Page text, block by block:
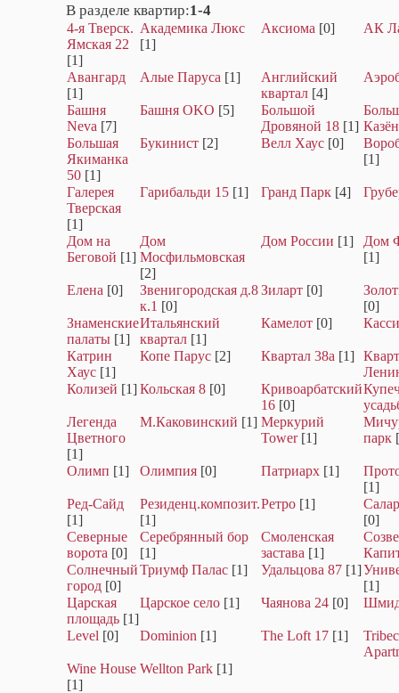
В разделе квартир:1-4
4-я Тверск.
Ямская 22
[1]
Академика Люкс
[1]
Аксиома [0] АК
Авангард
[1]
Алые Паруса [1]
Английский
квартал [4]
Башня
Neva [7]
Башня OKO [5]
Большой
Дровяной 18 [1]
Большая
Якиманка
50 [1]
Букинист [2] Велл Хаус [0]
[1]
Галерея
Тверская
[1]
Гарибальди 15 [1] Гранд Парк [4]
Дом на
Беговой [1]
Дом
Мосфильмовская
[2]
Дом России [1]
Дом
[1]
Елена [0]
Звенигородская д.8
к.1 [0]
Зиларт [0]
[0]
Знаменские
палаты [1]
Итальянский
квартал [1]
Камелот [0]
Катрин
Хаус [1]
Копе Парус [2] Квартал 38а [1]
Колизей [1]Кольская 8 [0]
Кривоарбатский
16 [0]
Легенда
Цветного
[1]
М.Каковинский [1] Меркурий
Tower [1]
парк
Олимп [1] Олимпия [0] Патриарх [1]
[1]
Ред-Сайд
[1]
Резиденц.композит.
[1]
Ретро [1]
[0]
Северные
ворота [0]
Серебрянный бор
[1]
Смоленская
застава [1]
Солнечный
город [0]
Триумф Палас [1] Удальцова 87 [1]
[1]
Царская
площадь [1]
Царское село [1] Чаянова 24 [0]
Level [0] Dominion [1] The Loft 17 [1]
Wine House
[1]
Wellton Park [1]